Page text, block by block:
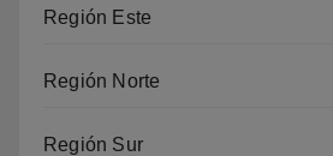
Región Este
Región Norte
Región Sur